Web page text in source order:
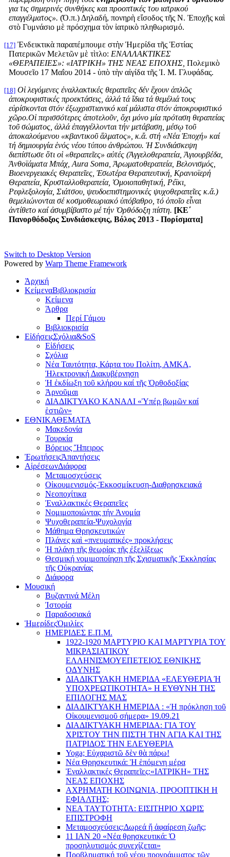
για τις σημερινές συνθήκες και προοπτικές του ιατρικού
επαγγέλματος». (Ό.π.) Δηλαδή, πονηρὴ εἴσοδος τῆς Ν. Ἐποχῆς καὶ
στὸ Γυμνάσιο μὲ πρόσχημα τὸν ἰατρικὸ πληθωρισμό.
[17] Ἐνδεικτικὰ παραπέμπουμε στὴν Ἡμερίδα τῆς Ἑστίας
Πατερικῶν Μελετῶν μὲ τὶτλο: ΕΝΑΛΛΑΚΤΙΚΕΣ
«ΘΕΡΑΠΕΙΕΣ»: «ΙΑΤΡΙΚΗ» ΤΗΣ ΝΕΑΣ ΕΠΟΧΗΣ,Πολεμικὸ
Μουσεῖο 17 Μαΐου 2014 - ὑπὸ τὴν αἰγίδα τῆς Ἱ. Μ. Γλυφάδας.
[18] Οἱ λεγόμενες ἐναλλακτικές θεραπεῖες δέν ἔχουν ἁπλῶς
ἀποκρυφιστικές προεκτάσεις, ἀλλά τά ἴδια τά θεμέλιά τους
εὑρίσκονται στόν ἐξωχριστιανικό καί μάλιστα στόν ἀποκρυφιστικό
χῶρο.Οἱ περισσότερες ἀποτελοῦν, ὄχι μόνο μία πρόταση θεραπείας
τοῦ σώματος, ἀλλά ἐπαγγέλλονται τήν μετάβαση, μέσῳ τοῦ
ἀποκαλούμενου «κβαντικοῦ ἅλματος», κ.ἄ. στή «Νέα Ἐποχή» καί
τή δημιουργία ἑνός νέου τύπου ἀνθρώπου. Ἡ Συνδιάσκεψη
διεπίστωσε ὅτι οἱ «θεραπεῖες» αὐτές (Ἀγγελοθεραπεία, Ἀγιουρβέδα,
Ἀνθοϊάματα Μπάχ,Aura Soma , Ἀρωματοθεραπεία, Βελονισμός,
Βιοενεργειακές Θεραπεῖες, Ἐσωτέρα Θεραπευτική, Κρανιοϊερή
Θεραπεία, Κρυσταλλοθεραπεία, Ὁμοιοπαθητική, Ρέϊκι,
Ρεφλεξολογία, Σιάτσου, ψευδοεπιστημονικές ψυχοθεραπεῖες κ.ἄ.)
θεμελιώνονται σέ κοσμοθεωριακό ὑπόβαθρο, τό ὁποῖο εἶναι
ἀντίθετο καί ἀσυμβίβαστο μέ τήν Ὀρθόδοξη πίστη. [ΚΕ΄
Πανορθόδοξος Συνδιάσκεψις, Βόλος 2013 - Πορίσματα]
Switch to Desktop Version
Powered by Warp Theme Framework
Ἀρχική
ΚείμεναΒιβλιοκρισία
Κείμενα
Άρθρα
Περί Γάμου
Βιβλιοκρισία
ΕἰδήσειςΣχόλια&SoS
Εἰδήσεις
Σχόλια
Νέα Ταυτότητα, Κάρτα του Πολίτη, ΑΜΚΑ,
Ἠλεκτρονική Διακυβέρνηση
Ἡ ἐκδίωξη τοῦ κλήρου καί τῆς Ὀρθοδοξίας
Ἀρνοῦμαι
ΔΙΑΔΙΚΤΥΑΚΟ ΚΑΝΑΛΙ «Ὑπέρ βωμῶν καί
ἑστιῶν»
ΕΘΝΙΚΑΘΕΜΑΤΑ
Μακεδονία
Τουρκία
Βόρειος Ἤπειρος
ἘρωτήσειςἈπαντήσεις
ΑἱρέσεωνΔιάφορα
Μεταμοσχεύσεις
Οἰκουμενισμός-Ἐκκοσμίκευση-Διαθρησκειακά
Νεοποχίτικα
Ἐναλλακτικές Θεραπεῖες
Νομιμοποιώντας τήν Ἀνομία
Ψυχοθεραπεία-Ψυχολογία
Μάθημα Θρησκευτικών
Πλάνες καὶ «πνευματικές» προκλήσεις
Ἡ πλάνη τῆς θεωρίας τῆς ἐξελίξεως
Θεσμική νομιμοποίηση τῆς Σχισματικῆς Ἐκκλησίας
τῆς Οὐκρανίας
Διάφορα
Μουσική
Βυζαντινά Μέλη
Ἰστορία
Παραδοσιακά
ἩμερίδεςὉμιλίες
ΗΜΕΡΙΔΕΣ Ε.Π.Μ.
1922-1920 ΜΑΡΤΥΡΙΟ ΚΑI ΜΑΡΤΥΡIΑ ΤΟΥ
ΜΙΚΡΑΣΙΑΤΙΚΟΥ
EΛΛΗΝΙΣΜΟΥEΠEΤΕΙΟΣ EΘΝΙΚHΣ
O∆YΝΗΣ
ΔΙΑΔΙΚΤΥΑΚΗ ΗΜΕΡΙΔΑ «EΛΕΥΘΕΡΙΑ Ή
YΠΟΧΡΕΩΤΙΚΟΤΗΤΑ» Η ΕΥΘΥΝΗ ΤΗΣ
EΠΙΛΟΓΗΣ ΜΑΣ
ΔΙΑΔΙΚΤΥΑΚΗ ΗΜΕΡΙΔΑ : «Ἡ πρόκληση τοῦ
Οἰκουμενισμοῦ σήμερα» 19.09.21
ΔΙΑΔΙΚΤΥΑΚΗ ΗΜΕΡΙΔΑ: ΓΙΑ ΤΟΥ
ΧΡΙΣΤΟΥ ΤΗΝ ΠΙΣΤΗ ΤΗΝ ΑΓΙΑ ΚΑΙ ΤΗΣ
ΠΑΤΡΙΔΟΣ ΤΗΝ ΕΛΕΥΘΕΡΙΑ
Yoga; Εὐχαριστῶ δὲν θὰ πάρω!
Νέα Θρησκευτικά: Ἡ ἑπόμενη μέρα
Ἐναλλακτικές Θεραπεῖες:«ΙΑΤΡΙΚΗ» ΤΗΣ
ΝΕΑΣ ΕΠΟΧΗΣ
ΑΧΡΗΜΑΤΗ ΚΟΙΝΩΝΙΑ, ΠΡΟΟΠΤΙΚΗ Η
ΕΦΙΑΛΤΗΣ;
ΝΕΑ ΤΑΥΤΟΤΗΤΑ: ΕΙΣΙΤΗΡΙΟ ΧΩΡΙΣ
ΕΠΙΣΤΡΟΦΗ
Μεταμοσχεύσεις:Δωρεά ἤ ἀφαίρεση ζωῆς;
11 ΙΑΝ 20 «Νέα θρησκευτικά: Ὁ
προσηλυτισμός συνεχίζεται»
Προβληματική τοῦ νέου προγράμματος τῶν